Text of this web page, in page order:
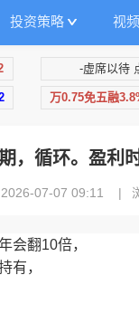
投资策略 视频
-虚席以待
万0.75免五融
，循环。盈
07-07 09:11 |
会翻10倍，
有，